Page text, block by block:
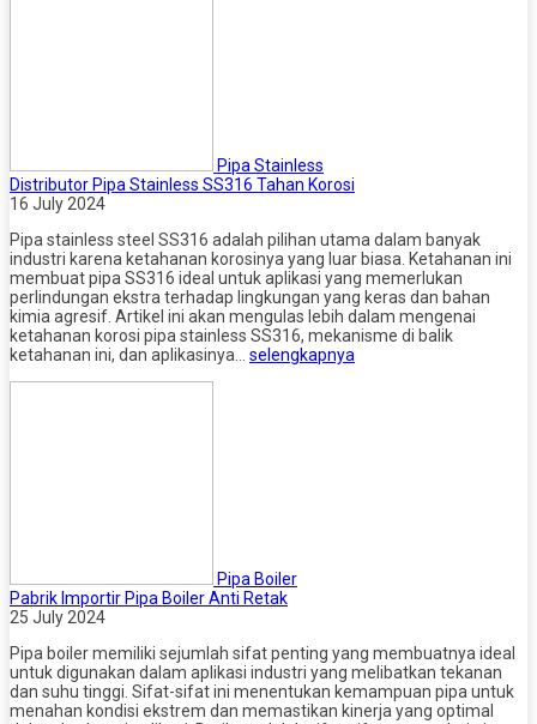
Pipa Stainless
Distributor Pipa Stainless SS316 Tahan Korosi
16 July 2024
Pipa stainless steel SS316 adalah pilihan utama dalam banyak
industri karena ketahanan korosinya yang luar biasa. Ketahanan ini
membuat pipa SS316 ideal untuk aplikasi yang memerlukan
perlindungan ekstra terhadap lingkungan yang keras dan bahan
kimia agresif. Artikel ini akan mengulas lebih dalam mengenai
ketahanan korosi pipa stainless SS316, mekanisme di balik
ketahanan ini, dan aplikasinya… selengkapnya
Pipa Boiler
Pabrik Importir Pipa Boiler Anti Retak
25 July 2024
Pipa boiler memiliki sejumlah sifat penting yang membuatnya ideal
untuk digunakan dalam aplikasi industri yang melibatkan tekanan
dan suhu tinggi. Sifat-sifat ini menentukan kemampuan pipa untuk
menahan kondisi ekstrem dan memastikan kinerja yang optimal